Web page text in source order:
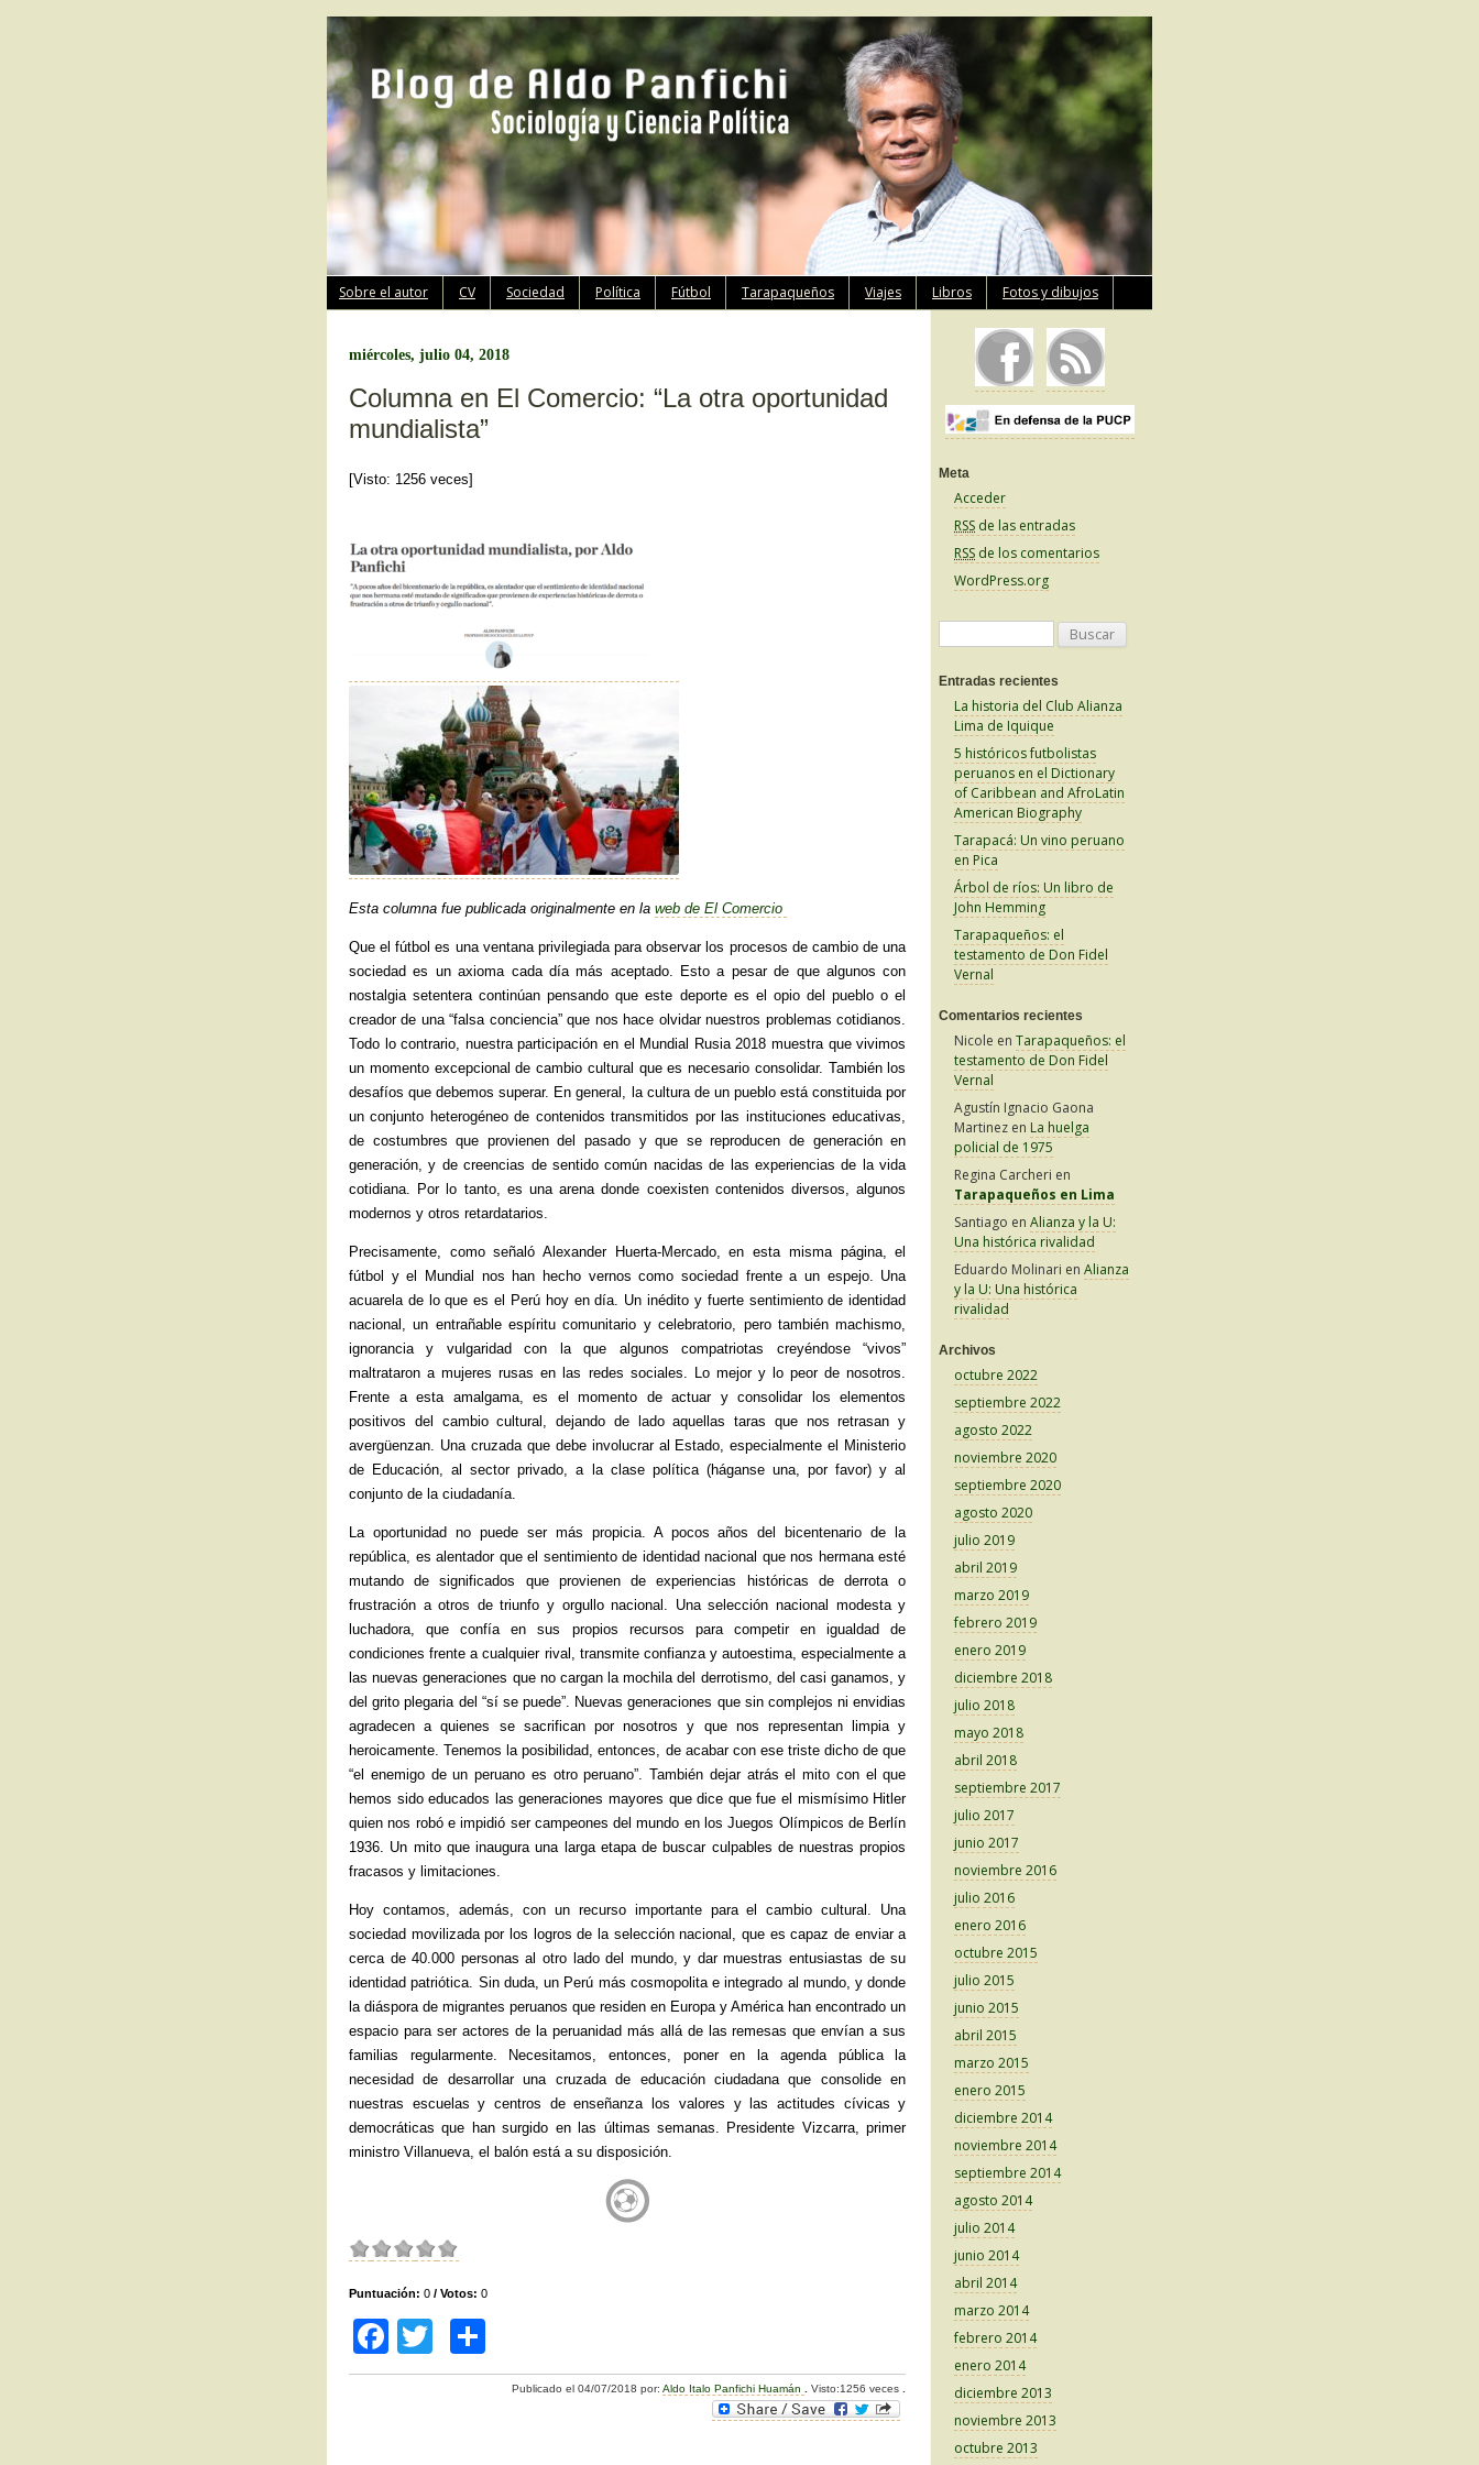
Ir
al
contenido
Sobre el autor CV Sociedad Política Fútbol Tarapaqueños Viajes Libros Fotos y dibujos
miércoles, julio 04, 2018
Columna en El Comercio: “La otra oportunidad
mundialista”
[Visto: 1256 veces]
Esta columna fue publicada originalmente en la web de El Comercio
Que el fútbol es una ventana privilegiada para observar los procesos de cambio de una
sociedad es un axioma cada día más aceptado. Esto a pesar de que algunos con
nostalgia setentera continúan pensando que este deporte es el opio del pueblo o el
creador de una “falsa conciencia” que nos hace olvidar nuestros problemas cotidianos.
Todo lo contrario, nuestra participación en el Mundial Rusia 2018 muestra que vivimos
un momento excepcional de cambio cultural que es necesario consolidar. También los
desafíos que debemos superar. En general, la cultura de un pueblo está constituida por
un conjunto heterogéneo de contenidos transmitidos por las instituciones educativas,
de costumbres que provienen del pasado y que se reproducen de generación en
generación, y de creencias de sentido común nacidas de las experiencias de la vida
cotidiana. Por lo tanto, es una arena donde coexisten contenidos diversos, algunos
modernos y otros retardatarios.
Precisamente, como señaló Alexander Huerta-Mercado, en esta misma página, el
fútbol y el Mundial nos han hecho vernos como sociedad frente a un espejo. Una
acuarela de lo que es el Perú hoy en día. Un inédito y fuerte sentimiento de identidad
nacional, un entrañable espíritu comunitario y celebratorio, pero también machismo,
ignorancia y vulgaridad con la que algunos compatriotas creyéndose “vivos”
maltrataron a mujeres rusas en las redes sociales. Lo mejor y lo peor de nosotros.
Frente a esta amalgama, es el momento de actuar y consolidar los elementos
positivos del cambio cultural, dejando de lado aquellas taras que nos retrasan y
avergüenzan. Una cruzada que debe involucrar al Estado, especialmente el Ministerio
de Educación, al sector privado, a la clase política (háganse una, por favor) y al
conjunto de la ciudadanía.
La oportunidad no puede ser más propicia. A pocos años del bicentenario de la
república, es alentador que el sentimiento de identidad nacional que nos hermana esté
mutando de significados que provienen de experiencias históricas de derrota o
frustración a otros de triunfo y orgullo nacional. Una selección nacional modesta y
luchadora, que confía en sus propios recursos para competir en igualdad de
condiciones frente a cualquier rival, transmite confianza y autoestima, especialmente a
las nuevas generaciones que no cargan la mochila del derrotismo, del casi ganamos, y
del grito plegaria del “sí se puede”. Nuevas generaciones que sin complejos ni envidias
agradecen a quienes se sacrifican por nosotros y que nos representan limpia y
heroicamente. Tenemos la posibilidad, entonces, de acabar con ese triste dicho de que
“el enemigo de un peruano es otro peruano”. También dejar atrás el mito con el que
hemos sido educados las generaciones mayores que dice que fue el mismísimo Hitler
quien nos robó e impidió ser campeones del mundo en los Juegos Olímpicos de Berlín
1936. Un mito que inaugura una larga etapa de buscar culpables de nuestras propios
fracasos y limitaciones.
Hoy contamos, además, con un recurso importante para el cambio cultural. Una
sociedad movilizada por los logros de la selección nacional, que es capaz de enviar a
cerca de 40.000 personas al otro lado del mundo, y dar muestras entusiastas de su
identidad patriótica. Sin duda, un Perú más cosmopolita e integrado al mundo, y donde
la diáspora de migrantes peruanos que residen en Europa y América han encontrado un
espacio para ser actores de la peruanidad más allá de las remesas que envían a sus
familias regularmente. Necesitamos, entonces, poner en la agenda pública la
necesidad de desarrollar una cruzada de educación ciudadana que consolide en
nuestras escuelas y centros de enseñanza los valores y las actitudes cívicas y
democráticas que han surgido en las últimas semanas. Presidente Vizcarra, primer
ministro Villanueva, el balón está a su disposición.
Puntuación: 0 / Votos: 0
F
a
wi o Publicado el04/07/2018 por:Aldo Italo Panfichi Huamán Visto:1256 veces
Meta
Acceder
RSS de las entradas
RSS de los comentarios
WordPress.org
sEntradas recientes
La historia del Club Alianza
Lima de Iquique
5 históricos futbolistas
peruanos en el Dictionary
of Caribbean and AfroLatin
American Biography
Tarapacá: Un vino peruano
en Pica
Árbol de ríos: Un libro de
John Hemming
Tarapaqueños: el
testamento de Don Fidel
Vernal
Comentarios recientes
Nicole enTarapaqueños: el
testamento de Don Fidel
Vernal
Agustín Ignacio Gaona
Martinez en La huelga
policial de 1975
Regina Carcheri en
Tarapaqueños en Lima
Santiago enAlianza y la U:
Una histórica rivalidad
Eduardo Molinari enAlianza
y la U: Una histórica
rivalidad
Archivos
octubre 2022
septiembre 2022
agosto 2022
noviembre 2020
septiembre 2020
agosto 2020
julio 2019
abril 2019
marzo 2019
febrero 2019
enero 2019
diciembre 2018
julio 2018
mayo 2018
abril 2018
septiembre 2017
julio 2017
junio 2017
noviembre 2016
julio 2016
enero 2016
octubre 2015
julio 2015
junio 2015
abril 2015
marzo 2015
enero 2015
diciembre 2014
noviembre 2014
septiembre 2014
agosto 2014
julio 2014
junio 2014
abril 2014
marzo 2014
febrero 2014
enero 2014
diciembre 2013
noviembre 2013
octubre 2013